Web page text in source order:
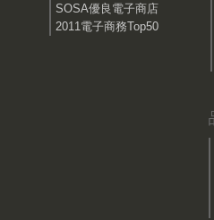
SOSA優良電子商店
2011電子商務Top50